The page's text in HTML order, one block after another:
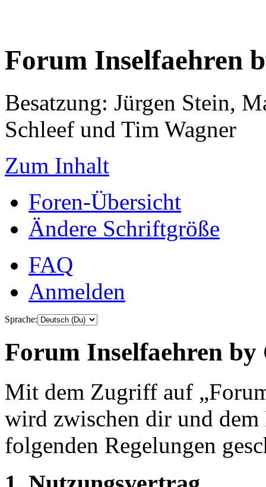
Forum Inselfaehren
Besatzung: Jürgen Stein,
Schleef und Tim Wagner
Zum Inhalt
Foren-Übersicht
Ändere Schriftgröße
FAQ
Anmelden
Sprache:
Forum Inselfaehren
Mit dem Zugriff auf
wird zwischen dir und
folgenden Regelungen